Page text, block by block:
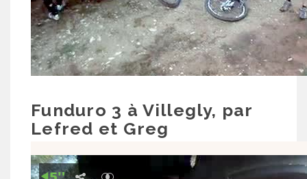
Funduro 3 à Villegly, par
Lefred et Greg